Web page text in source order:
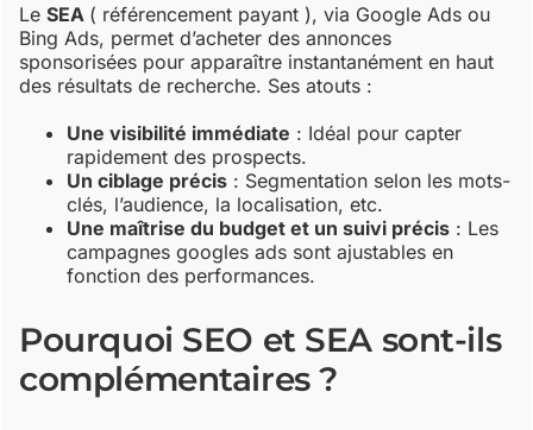
LeSEA ( référencement payant ), via Google Ads ou
Bing Ads, permet d’acheter des annonces
sponsorisées pour apparaître instantanément en haut
des résultats de recherche. Ses atouts :
Une visibilité immédiate : Idéal pour capter
rapidement des prospects.
Un ciblage précis : Segmentation selon les mots-
clés, l’audience, la localisation, etc.
Une maîtrise du budget et un suivi précis : Les
campagnes googles ads sont ajustables en
fonction des performances.
Pourquoi SEO et SEA sont-ils
complémentaires ?